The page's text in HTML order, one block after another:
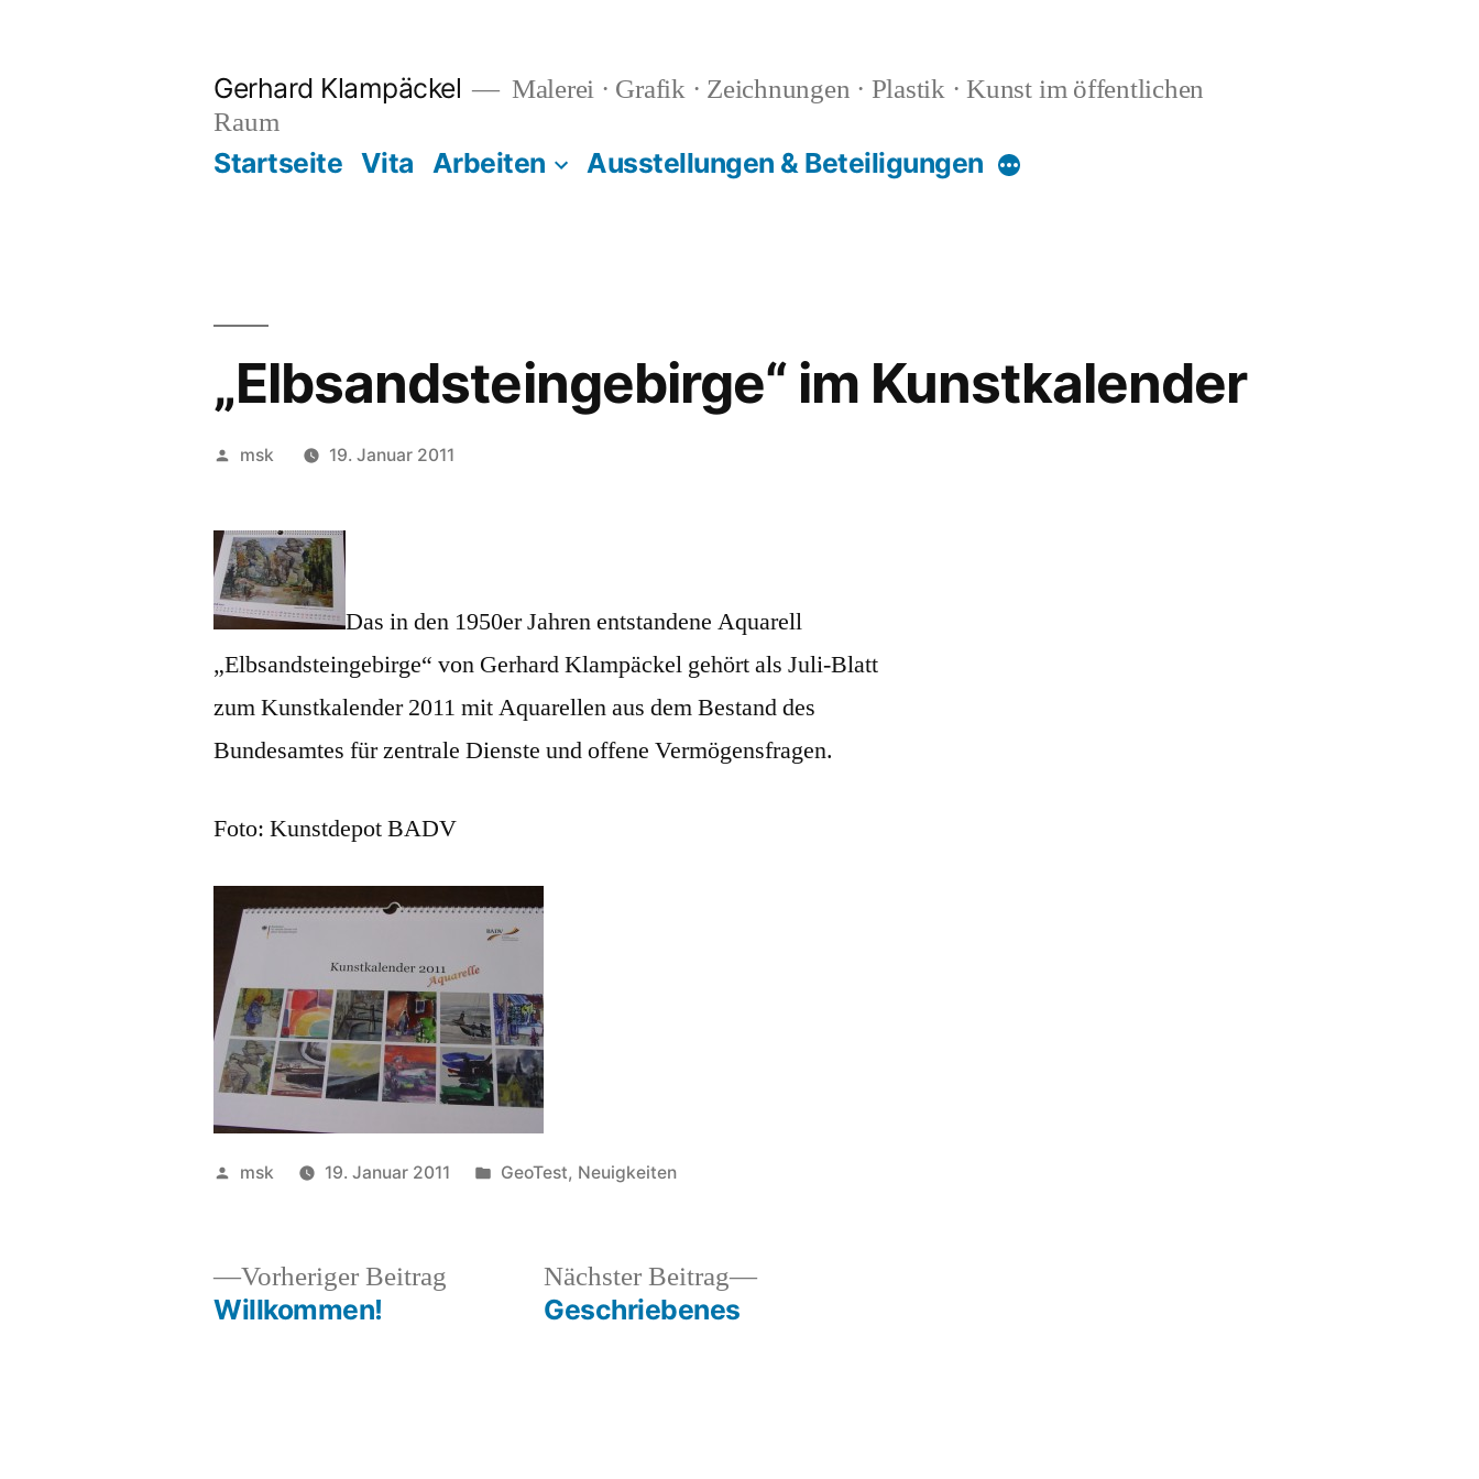
Gerhard Klampäckel
Malerei · Grafik · Zeichnungen · Plastik · Kunst im öffentlichen
Raum
Startseite Vita Arbeiten Ausstellungen & Beteiligungen Mehr
„Elbsandsteingebirge“ im Kunstkalender
Veröffentlicht
msk 19. Januar 2011
Das in den 1950er Jahren entstandene Aquarell
„Elbsandsteingebirge“ von Gerhard Klampäckel gehört als Juli-Blatt
zum Kunstkalender 2011 mit Aquarellen aus dem Bestand des
Bundesamtes für zentrale Dienste und offene Vermögensfragen.
Foto: Kunstdepot BADV
Veröffentlicht
msk 19. Januar 2011
Veröffentlicht
GeoTest, Neuigkeiten
Beitrags-
Vorheriger Beitrag Vorheriger
Willkommen!
Nächster Beitrag
Nächster
Geschriebenes